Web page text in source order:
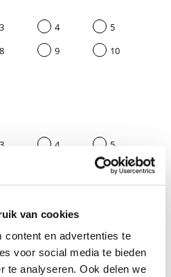
van cookies
content en advertenties te
voor social media te bieden
te analyseren. Ook delen we
3 4
5
8 9
10
3 4
5
10